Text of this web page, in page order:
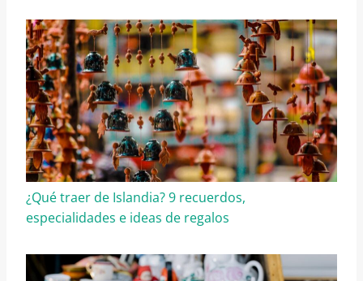
¿Qué traer de Islandia? 9 recuerdos,
especialidades e ideas de regalos